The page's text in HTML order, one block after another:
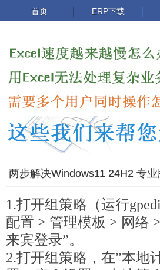
首页 ERP下载
两步解决Windows11 24H2 专
1.打开组策略（运行
配置 > 管理模板 > 网络
来宾登录”。
2.打开组策略，在”本地